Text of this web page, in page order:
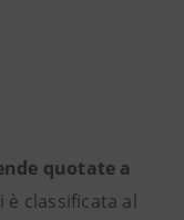
quotate a
è classificata al